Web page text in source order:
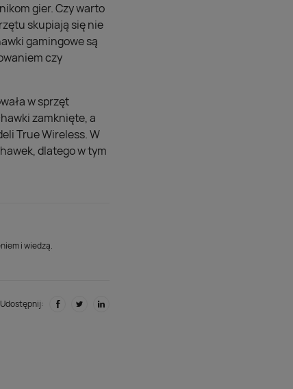
gier. Czy warto
skupiają się nie
gamingowe są
czy
w sprzęt
zamknięte, a
True Wireless. W
dlatego w tym
i wiedzą.
Udostępnij: